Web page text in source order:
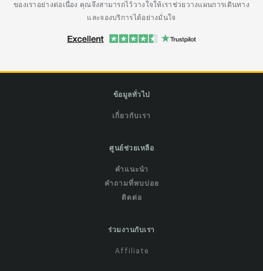
ของเราอย่างต่อเนื่อง คุณจึงสามารถไว้วางใจให้เราช่วยวางแผนการเดินทาง
และจองบริการได้อย่างมั่นใจ
ข้อมูลทั่วไป
เกี่ยวกับเรา
ศูนย์ช่วยเหลือ
คำแนะนำ
คำถามที่พบบ่อย
ติดต่อ
ร่วมงานกับเรา
Affiliate